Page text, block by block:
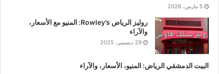
5 مارس، 2026
روليز الرياض Rowley’s: المنيو مع الأسعار،
والآراء
29 ديسمبر، 2025
البيت الدمشقي الرياض: المنيو، الأسعار، والآراء